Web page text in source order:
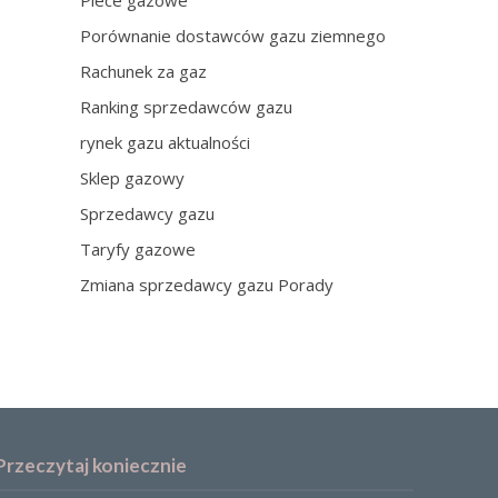
Porównanie dostawców gazu ziemnego
Rachunek za gaz
Ranking sprzedawców gazu
rynek gazu aktualności
Sklep gazowy
Sprzedawcy gazu
Taryfy gazowe
Zmiana sprzedawcy gazu Porady
koniecznie